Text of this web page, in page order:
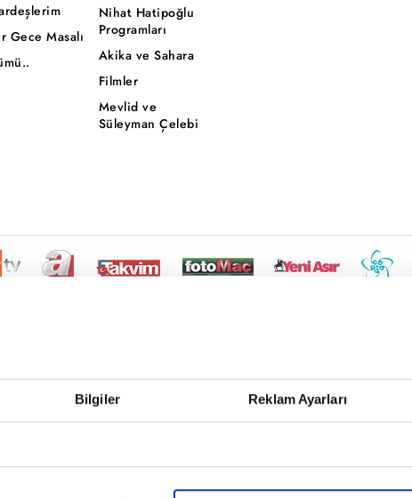
Bilgiler Reklam Ayarları
Gece Masalı
Nihat Hatipoğlu
Programları
Akika ve Sahara
Filmler
Mevlid ve
Süleyman Çelebi